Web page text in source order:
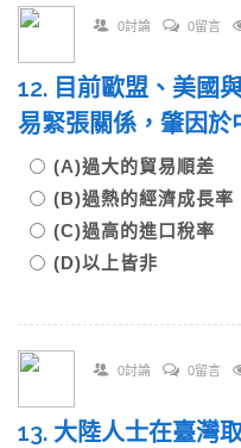
0討論 0留言
12. 目前歐盟、美國
易緊張關係，肇因
(A)過大的貿易順差
(B)過熱的經濟成長
(C)過高的進口稅率
(D)以上皆非
0討論 0留言
13. 大陸人士在臺灣